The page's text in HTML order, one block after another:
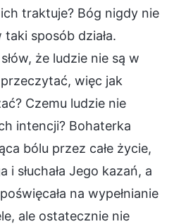
traktuje? Bóg nigdy nie
taki sposób działa.
że ludzie nie są w
więc jak
Czemu ludzie nie
intencji? Bohaterka
bólu przez całe życie,
i słuchała Jego kazań, a
na wypełnianie
ale ostatecznie nie